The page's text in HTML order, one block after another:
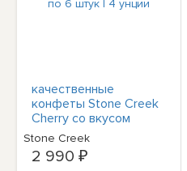
качественные
конфеты Stone Creek
Cherry со вкусом
вишни в пакетиках по
6 штук | 4 унции
Stone Creek
2 990 ₽